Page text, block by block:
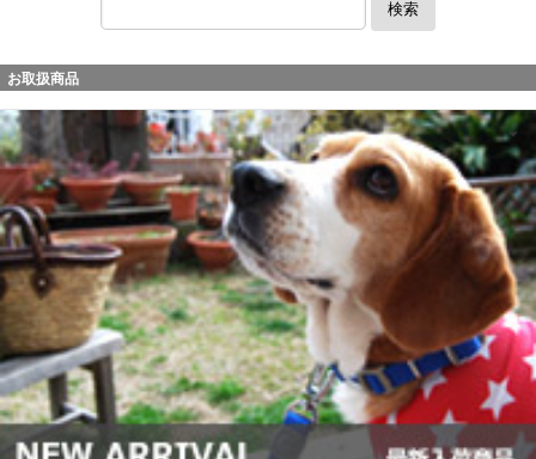
検索
お取扱商品